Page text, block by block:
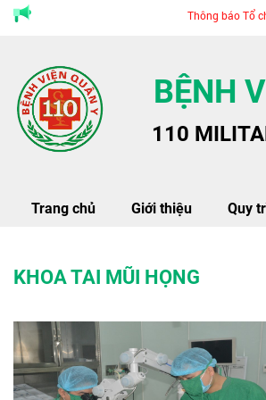
Thông báo Tổ
BỆNH
110
Trang chủ Giới thiệu Quy
KHOA TAI MŨI HỌNG